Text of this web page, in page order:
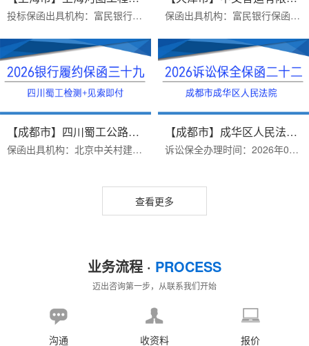
投标保函出具机构：富民银行保函受益人：上海河图工程股份有限公司保函金额：50000出函时间：2026年07月16日办理优势：1 完全符合招标文件要求（招标文件有格式要求）2费用... 保函出具机构：富民银行保函受益人：中交智运有限公司保函类型：货物运输类银行履保函办理时效：三个工作日办理优势：1.富民银行价格便宜2.异地项目远程办理保函金额：9224...
【成都市】四川蜀工公路工程试验...
保函出具机构：北京中关村建行保函受益人：四川蜀工公路工程试验检测有限公司办理时效：三个工作日办理优势：1.保函见索即付格式，免反担保措施2.保函有效期4年，期限长，价...
【成都市】成华区人民法院/借款纠...
诉讼保全办理时间：2026年07月15日案由：借贷纠纷受理法院：成华区人民法院保全金额：200000办理优势：一个工作日出函（当天拿诉讼保全材料）办理资料：1、原/被告身份证或...
查看更多
业务流程 · PROCESS
迈出咨询第一步，从联系我们开始
沟通 收资料 报价